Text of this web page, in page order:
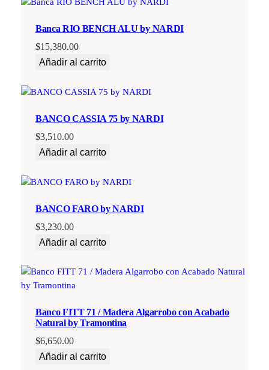
Banca RIO BENCH ALU by NARDI
$15,380.00
Añadir al carrito
BANCO CASSIA 75 by NARDI
$3,510.00
Añadir al carrito
BANCO FARO by NARDI
$3,230.00
Añadir al carrito
Banco FITT 71 / Madera Algarrobo con Acabado
Natural by Tramontina
$6,650.00
Añadir al carrito